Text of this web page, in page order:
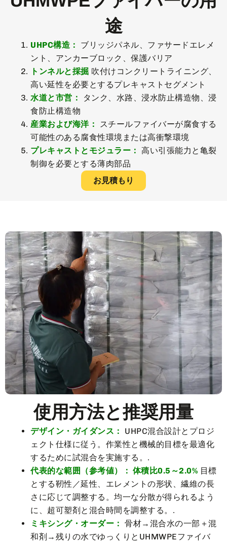
途
UHPC構造：
ブリッジパネル、ファサードエレメ
ント、アンカーブロック、保護バリア
トンネルと採掘 吹付けコンクリートライニング、
高い延性を必要とするプレキャストセグメント
水道と市営：
タンク、水路、浸水防止構造物、浸
食防止構造物
産業および海洋：
スチールファイバーが腐食する
可能性のある腐食性環境または高衝撃環境
プレキャストとモジュラー： 高い引張能力と亀裂
制御を必要とする薄肉部品
お見積もり
使用方法と推奨用量
デザイン・ガイダンス：
UHPC混合設計とプロジ
ェクト仕様に従う。作業性と機械的目標を最適化
するために試混合を実施する。.
代表的な範囲（参考値）： 体積比0.5～2.0% 目標
とする靭性／延性、エレメントの形状、繊維の長
さに応じて調整する。均一な分散が得られるよう
に、超可塑剤と混合時間を調整する。.
ミキシング・オーダー： 骨材→混合水の一部＋混
和剤→残りの水でゆっくりとUHMWPEファイバ